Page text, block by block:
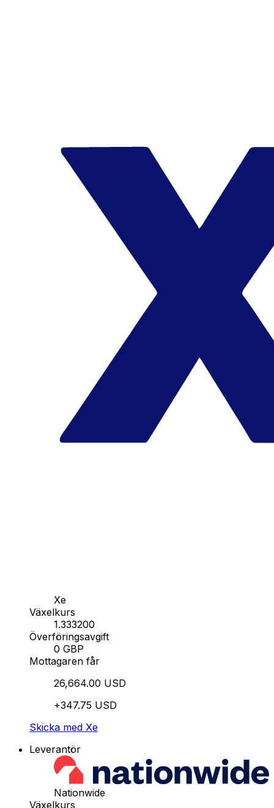
Xe
Växelkurs
1.333200
Överföringsavgift
0 GBP
Mottagaren får
26,664.00 USD
+347.75 USD
Skicka med Xe
Leverantör
Nationwide
Växelkurs